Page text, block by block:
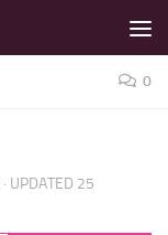
0
· UPDATED 25